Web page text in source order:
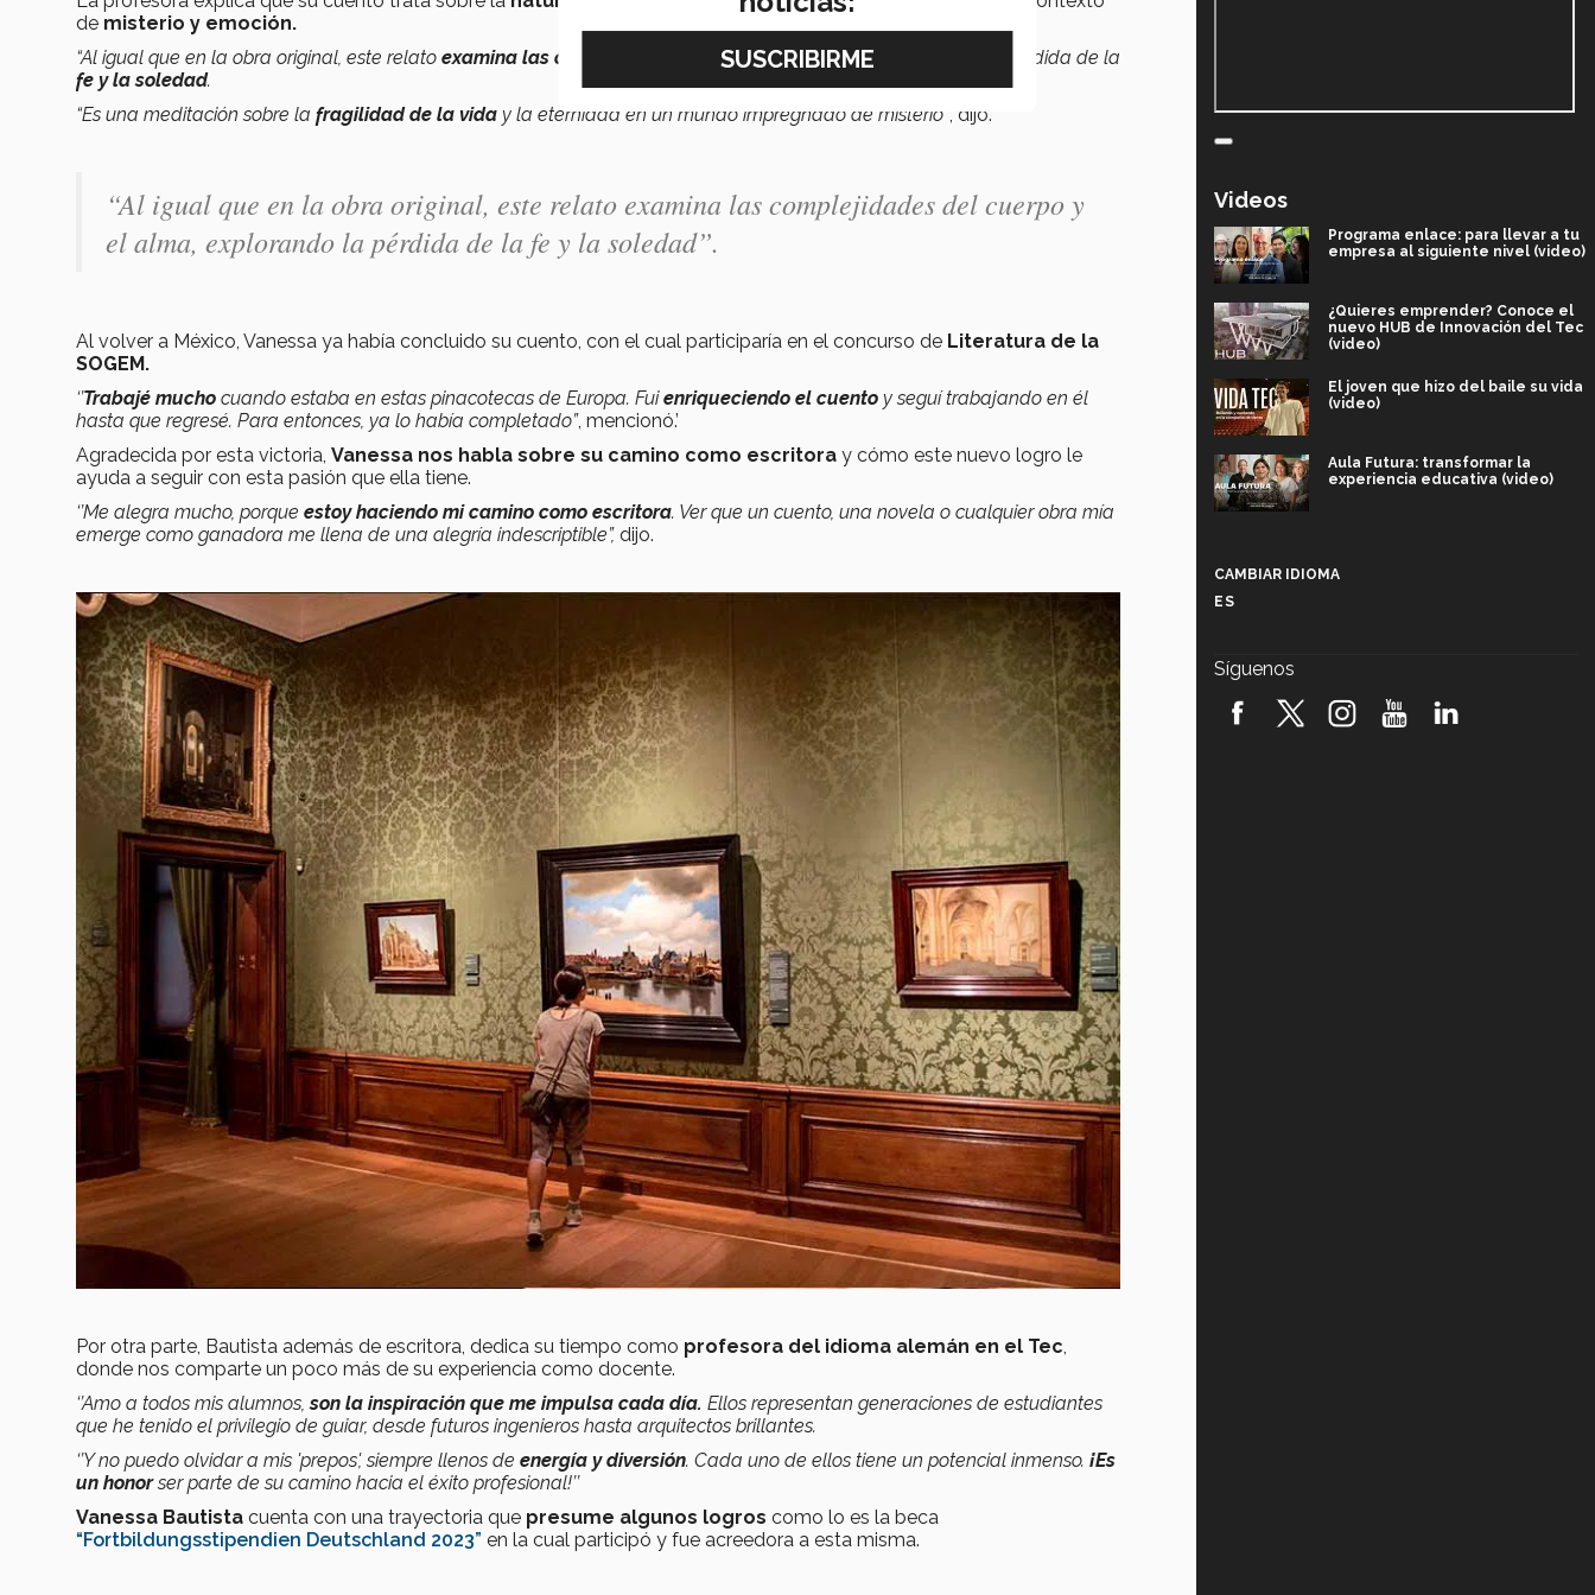
de misterio y emoción.
“Al igual que en la obra original, este relato examina las complejidades del cuerpo y el alma , explorando la pérdida de la
fe y la soledad.
“Es una meditación sobre la fragilidad de la vida y la eternidad en un mundo impregnado de misterio” , dijo.
“Al igual que en la obra original, este relato examina las complejidades del cuerpo y
el alma, explorando la pérdida de la fe y la soledad”.
Al volver a México, Vanessa ya había concluido su cuento, con el cual participaría en el concurso de Literatura de la
SOGEM.
‘’Trabajé mucho cuando estaba en estas pinacotecas de Europa. Fuienriqueciendo el cuento y seguí trabajando en él
hasta que regresé. Para entonces, ya lo había completado”, mencionó.’
Agradecida por esta victoria, Vanessa nos habla sobre su camino como escritora y cómo este nuevo logro le
ayuda a seguir con esta pasión que ella tiene.
‘’Me alegra mucho, porque estoy haciendo mi camino como escritora. Ver que un cuento, una novela o cualquier obra mía
emerge como ganadora me llena de una alegría indescriptible”, dijo.
Por otra parte, Bautista además de escritora, dedica su tiempo como profesora del idioma alemán en el Tec,
donde nos comparte un poco más de su experiencia como docente.
‘’Amo a todos mis alumnos,son la inspiración que me impulsa cada día. Ellos representan generaciones de estudiantes
que he tenido el privilegio de guiar, desde futuros ingenieros hasta arquitectos brillantes.
‘’Y no puedo olvidar a mis 'prepos', siempre llenos de energía y diversión. Cada uno de ellos tiene un potencial inmenso. ¡Es
un honorser parte de su camino hacia el éxito profesional!’’
Vanessa Bautista cuenta con una trayectoria que presume algunos logros como lo es la beca
“Fortbildungsstipendien Deutschland 2023” en la cual participó y fue acreedora a esta misma.
Videos
Programa enlace: para llevar a tu
empresa al siguiente nivel (video)
¿Quieres emprender? Conoce el
nuevo HUB de Innovación del Tec
(video)
El joven que hizo del baile su vida
(video)
Aula Futura: transformar la
experiencia educativa (video)
robótica FIRST 2026! (video)
CAMBIAR IDIOMA
ES
Síguenos